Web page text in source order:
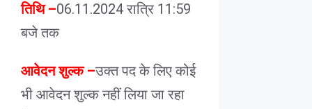
तिथि –06.11.2024 रात्रि 11:59
बजे तक
आवेदन शुल्क –उक्त पद के लिए कोई
भी आवेदन शुल्क नहीं लिया जा रहा